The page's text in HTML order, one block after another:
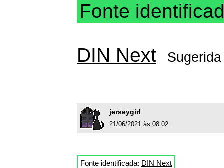
Fonte
DIN Next
jerseygirl
21/06/2021 às 08:02
Fonte identificada: DIN Next